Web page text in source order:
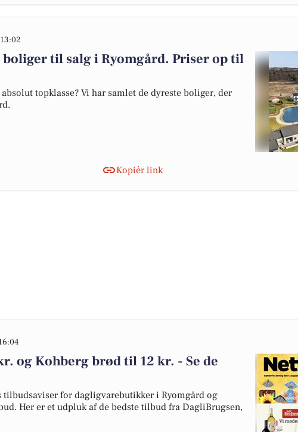
boliger til salg i Ryomgård. Priser op til
topklasse? Vi har samlet de dyreste boliger, der
Kopiér link
og Kohberg brød til 12 kr. - Se de
tilbudsaviser for dagligvarebutikker i Ryomgård og
Her er et udpluk af de bedste tilbud fra DagliBrugsen,